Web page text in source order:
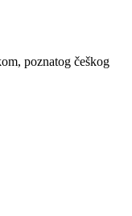
poznatog češkog